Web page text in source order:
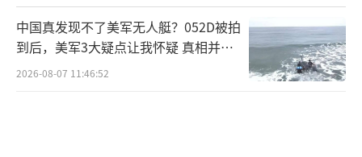
发挥斯特拉莱斯武器系统以及DART和“火
山”炮弹的先进能力。
中国真发现不了美军无人艇？052D被拍
到后，美军3大疑点让我怀疑 真相并非
如此
2026-08-07 11:46:52